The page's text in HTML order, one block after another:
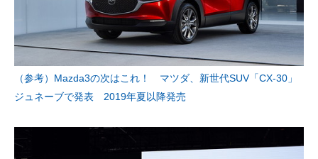
（参考）Mazda3の次はこれ！ マツダ、新世代SUV「CX-30」
ジュネーブで発表 2019年夏以降発売